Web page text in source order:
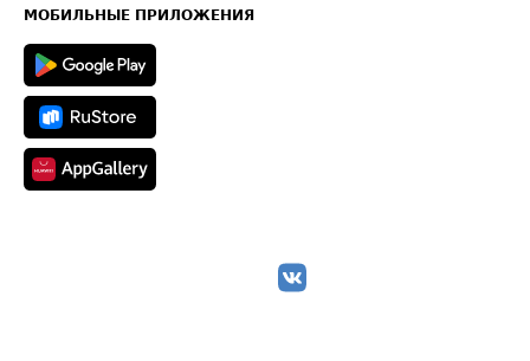
Техническая информация
МОБИЛЬНЫЕ ПРИЛОЖЕНИЯ